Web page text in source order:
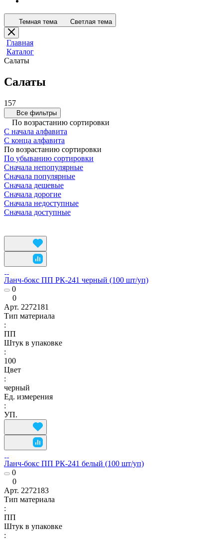
Темная тема Светлая тема
Главная
Каталог
Салаты
Салаты
157
Все фильтры
По возрастанию сортировки
С начала алфавита
С конца алфавита
По возрастанию сортировки
По убыванию сортировки
Сначала непопулярные
Сначала популярные
Сначала дешевые
Сначала дорогие
Сначала недоступные
Сначала доступные
Ланч-бокс ПП РК-241 черный (100 шт/уп)
0
0
Арт. 2272181
Тип материала
:
ПП
Штук в упаковке
:
100
Цвет
:
черный
Ед. измерения
:
УП.
Ланч-бокс ПП РК-241 белый (100 шт/уп)
0
0
Арт. 2272183
Тип материала
:
ПП
Штук в упаковке
: